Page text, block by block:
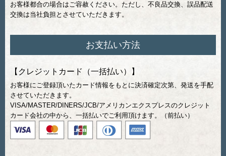
お客様都合の場合はご容赦ください。ただし、不良品交換、誤品配送
交換は当社負担とさせていただきます。
お支払い方法
【クレジットカード（一括払い）】
お客様にご登録頂いたカード情報をもとに決済確定次第、発送を手配
させていただきます。
VISA/MASTER/DINERS/JCB/アメリカンエクスプレスのクレジット
カード会社の中から、一括払いでご利用頂けます。（前払い）